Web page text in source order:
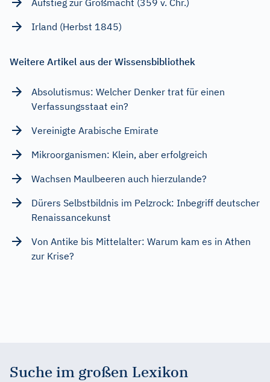
Irland (Herbst 1845)
Weitere Artikel aus der Wissensbibliothek
Absolutismus: Welcher Denker trat für einen
Verfassungsstaat ein?
Vereinigte Arabische Emirate
Mikroorganismen: Klein, aber erfolgreich
Wachsen Maulbeeren auch hierzulande?
Dürers Selbstbildnis im Pelzrock: Inbegriff deutscher
Renaissancekunst
Von Antike bis Mittelalter: Warum kam es in Athen
zur Krise?
Suche im großen Lexikon